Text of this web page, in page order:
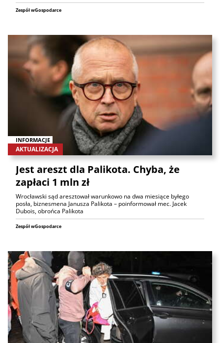
Zespół wGospodarce
INFORMACJE
AKTUALIZACJA
Jest areszt dla Palikota. Chyba, że
zapłaci 1 mln zł
Wrocławski sąd aresztował warunkowo na dwa miesiące byłego
posła, biznesmena Janusza Palikota – poinformował mec. Jacek
Dubois, obrońca Palikota
Zespół wGospodarce